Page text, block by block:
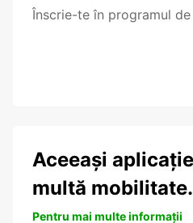
Înscrie-te în programul
Aceeași
multă mobilitate.
Pentru mai multe informații